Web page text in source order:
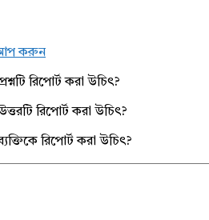
আপ করুন
রিপোর্ট করা উচিৎ?
রিপোর্ট করা উচিৎ?
রিপোর্ট করা উচিৎ?